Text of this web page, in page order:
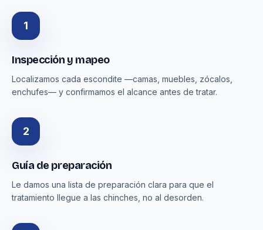
1
Inspección y mapeo
Localizamos cada escondite —camas, muebles, zócalos,
enchufes— y confirmamos el alcance antes de tratar.
2
Guía de preparación
Le damos una lista de preparación clara para que el
tratamiento llegue a las chinches, no al desorden.